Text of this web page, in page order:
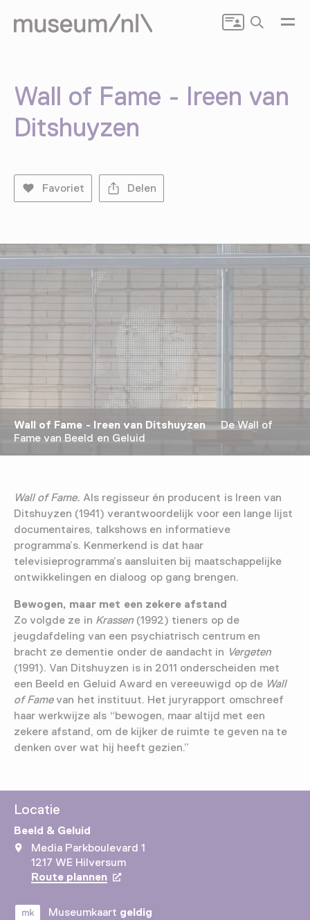
Zoeken
Wall of Fame - Ireen van
Ditshuyzen
Favoriet Delen
Wall of Fame - Ireen van DitshuyzenDe Wall of
Fame van Beeld en Geluid
Wall of Fame. Als regisseur én producent is Ireen van
Ditshuyzen (1941) verantwoordelijk voor een lange lijst
documentaires, talkshows en informatieve
programma’s. Kenmerkend is dat haar
televisieprogramma’s aansluiten bij maatschappelijke
ontwikkelingen en dialoog op gang brengen.
Bewogen, maar met een zekere afstand
Zo volgde ze in Krassen(1992) tieners op de
jeugdafdeling van een psychiatrisch centrum en
bracht ze dementie onder de aandacht in Vergeten
(1991). Van Ditshuyzen is in 2011 onderscheiden met
een Beeld en Geluid Award en vereeuwigd op de Wall
of Famevan het instituut. Het juryrapport omschreef
haar werkwijze als “bewogen, maar altijd met een
zekere afstand, om de kijker de ruimte te geven na te
denken over wat hij heeft gezien.”
Locatie
Beeld & Geluid
Media Parkboulevard 1
1217 WE Hilversum
Route plannen Opent in een nieuw tabblad
Museumkaart geldig